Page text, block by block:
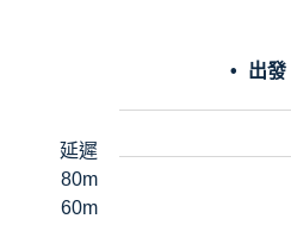
出發
延遲
80m
60m